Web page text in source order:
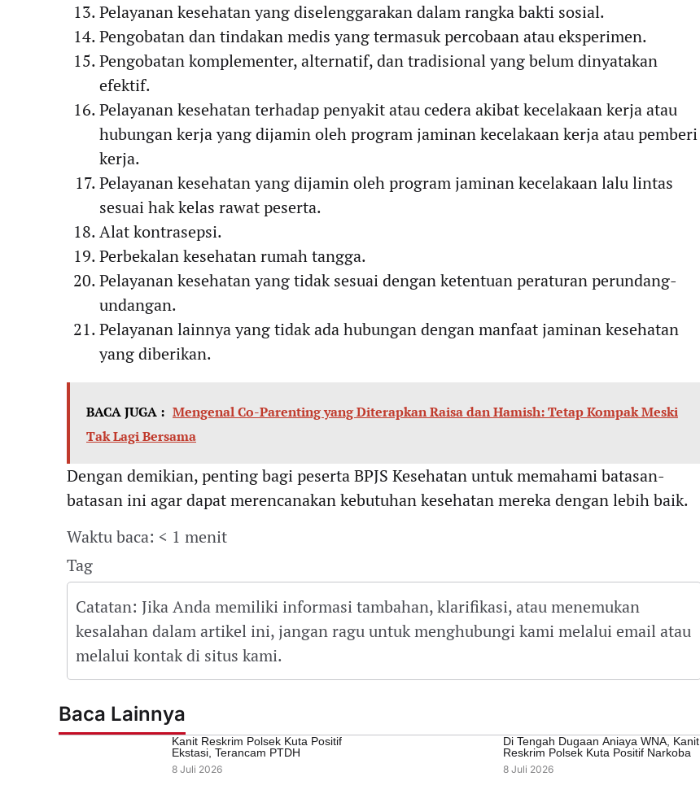
Pelayanan kesehatan yang diselenggarakan dalam rangka bakti sosial.
Pengobatan dan tindakan medis yang termasuk percobaan atau eksperimen.
Pengobatan komplementer, alternatif, dan tradisional yang belum dinyatakan
efektif.
Pelayanan kesehatan terhadap penyakit atau cedera akibat kecelakaan kerja atau
hubungan kerja yang dijamin oleh program jaminan kecelakaan kerja atau pemberi
kerja.
Pelayanan kesehatan yang dijamin oleh program jaminan kecelakaan lalu lintas
sesuai hak kelas rawat peserta.
Alat kontrasepsi.
Perbekalan kesehatan rumah tangga.
Pelayanan kesehatan yang tidak sesuai dengan ketentuan peraturan perundang-
undangan.
Pelayanan lainnya yang tidak ada hubungan dengan manfaat jaminan kesehatan
yang diberikan.
BACA JUGA : Mengenal Co-Parenting yang Diterapkan Raisa dan Hamish: Tetap Kompak Meski
Tak Lagi Bersama
Dengan demikian, penting bagi peserta BPJS Kesehatan untuk memahami batasan-
batasan ini agar dapat merencanakan kebutuhan kesehatan mereka dengan lebih baik.
Waktu baca: < 1 menit
Tag
Catatan: Jika Anda memiliki informasi tambahan, klarifikasi, atau menemukan
kesalahan dalam artikel ini, jangan ragu untuk menghubungi kami melalui email atau
melalui kontak di situs kami.
Baca Lainnya
Kanit Reskrim Polsek Kuta Positif
Ekstasi, Terancam PTDH
8 Juli 2026
Di Tengah Dugaan Aniaya WNA, Kanit
Reskrim Polsek Kuta Positif Narkoba
8 Juli 2026